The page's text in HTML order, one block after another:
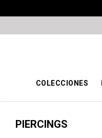
COLECCIONES
PIERCINGS